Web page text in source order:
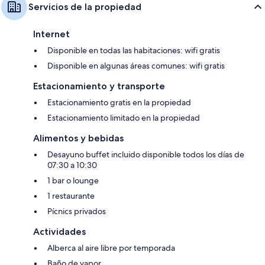
Servicios de la propiedad
Internet
Disponible en todas las habitaciones: wifi gratis
Disponible en algunas áreas comunes: wifi gratis
Estacionamiento y transporte
Estacionamiento gratis en la propiedad
Estacionamiento limitado en la propiedad
Alimentos y bebidas
Desayuno buffet incluido disponible todos los días de
07:30 a 10:30
1 bar o lounge
1 restaurante
Pícnics privados
Actividades
Alberca al aire libre por temporada